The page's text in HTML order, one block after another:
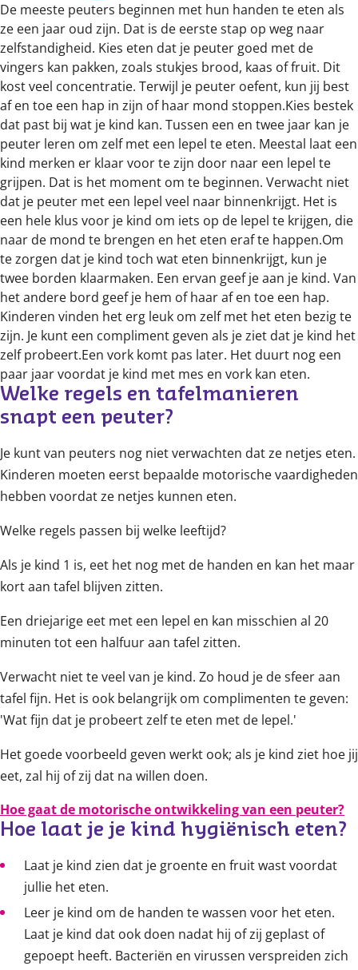
De meeste peuters beginnen met hun handen te eten als
ze een jaar oud zijn. Dat is de eerste stap op weg naar
zelfstandigheid. Kies eten dat je peuter goed met de
vingers kan pakken, zoals stukjes brood, kaas of fruit. Dit
kost veel concentratie. Terwijl je peuter oefent, kun jij best
af en toe een hap in zijn of haar mond stoppen.Kies bestek
dat past bij wat je kind kan. Tussen een en twee jaar kan je
peuter leren om zelf met een lepel te eten. Meestal laat een
kind merken er klaar voor te zijn door naar een lepel te
grijpen. Dat is het moment om te beginnen. Verwacht niet
dat je peuter met een lepel veel naar binnenkrijgt. Het is
een hele klus voor je kind om iets op de lepel te krijgen, die
naar de mond te brengen en het eten eraf te happen.Om
te zorgen dat je kind toch wat eten binnenkrijgt, kun je
twee borden klaarmaken. Een ervan geef je aan je kind. Van
het andere bord geef je hem of haar af en toe een hap.
Kinderen vinden het erg leuk om zelf met het eten bezig te
zijn. Je kunt een compliment geven als je ziet dat je kind het
zelf probeert.Een vork komt pas later. Het duurt nog een
paar jaar voordat je kind met mes en vork kan eten.
Welke regels en tafelmanieren
snapt een peuter?
Je kunt van peuters nog niet verwachten dat ze netjes eten.
Kinderen moeten eerst bepaalde motorische vaardigheden
hebben voordat ze netjes kunnen eten.
Welke regels passen bij welke leeftijd?
Als je kind 1 is, eet het nog met de handen en kan het maar
kort aan tafel blijven zitten.
Een driejarige eet met een lepel en kan misschien al 20
minuten tot een halfuur aan tafel zitten.
Verwacht niet te veel van je kind. Zo houd je de sfeer aan
tafel fijn. Het is ook belangrijk om complimenten te geven:
'Wat fijn dat je probeert zelf te eten met de lepel.'
Het goede voorbeeld geven werkt ook; als je kind ziet hoe jij
eet, zal hij of zij dat na willen doen.
Hoe gaat de motorische ontwikkeling van een peuter?
Hoe laat je je kind hygiënisch eten?
Laat je kind zien dat je groente en fruit wast voordat
jullie het eten.
Leer je kind om de handen te wassen voor het eten.
Laat je kind dat ook doen nadat hij of zij geplast of
gepoept heeft. Bacteriën en virussen verspreiden zich